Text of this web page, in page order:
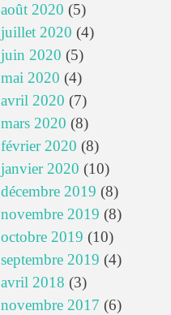
août 2020 (5)
juillet 2020 (4)
juin 2020 (5)
mai 2020 (4)
avril 2020 (7)
mars 2020 (8)
février 2020 (8)
janvier 2020 (10)
décembre 2019 (8)
novembre 2019 (8)
octobre 2019 (10)
septembre 2019 (4)
avril 2018 (3)
novembre 2017 (6)